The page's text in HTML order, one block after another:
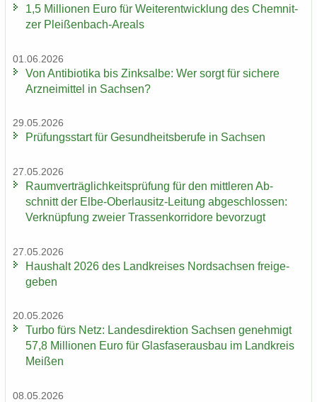
1,5 Mil­lio­nen Euro für Wei­ter­ent­wick­lung des Chem­nit­
zer Pleißenbach-​Areals
01.06.2026
Von An­ti­bio­ti­ka bis Zink­sal­be: Wer sorgt für si­che­re
Arz­nei­mit­tel in Sach­sen?
29.05.2026
Prü­fungs­start für Ge­sund­heits­be­ru­fe in Sach­sen
27.05.2026
Ra­um­ver­träg­lich­keits­prü­fung für den mitt­le­ren Ab­
schnitt der Elbe-​Oberlausitz-Leitung ab­ge­schlos­sen:
Ver­knüp­fung zwei­er Tras­sen­kor­ri­do­re be­vor­zugt
27.05.2026
Haus­halt 2026 des Land­krei­ses Nord­sach­sen frei­ge­
ge­ben
20.05.2026
Turbo fürs Netz: Lan­des­di­rek­ti­on Sach­sen ge­neh­migt
57,8 Mil­lio­nen Euro für Glas­fa­ser­aus­bau im Land­kreis
Mei­ßen
08.05.2026